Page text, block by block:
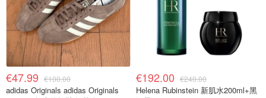
€47.99 €100.00
adidas Originals adidas Originals
€192.00 €240.00
Helena Rubinstein 新肌水200ml+黑